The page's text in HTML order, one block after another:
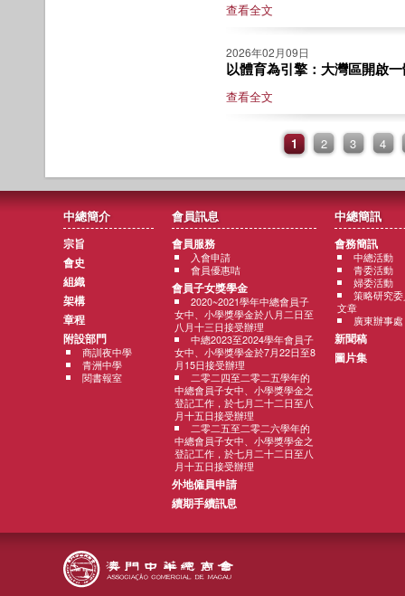
查看全文
2026年02月09日
以體育為引擎：大灣區開啟
查看全文
1 2 3 4
中總簡介
宗旨
會史
組織
架構
章程
附設部門
商訓夜中學
青洲中學
閱書報室
會員訊息
會員服務
入會申請
會員優惠咭
會員子女獎學金
2020~2021學年中總會員子
女中、小學獎學金於八月二日至
八月十三日接受辦理
中總2023至2024學年會員子
女中、小學獎學金於7月22日至8
月15日接受辦理
二零二四至二零二五學年的
中總會員子女中、小學獎學金之
登記工作，於七月二十二日至八
月十五日接受辦理
二零二五至二零二六學年的
中總會員子女中、小學獎學金之
登記工作，於七月二十二日至八
月十五日接受辦理
外地僱員申請
續期手續訊息
中總簡訊
會務簡訊
中總活動
青委活動
婦委活動
策略研究
文章
廣東辦事處
新聞稿
圖片集